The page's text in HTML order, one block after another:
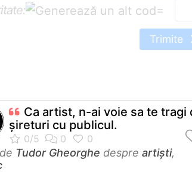
=
Trimite
Ca artist, n-ai voie sa te tragi
şireturi cu publicul.
Tudor Gheorghe despre artiști,